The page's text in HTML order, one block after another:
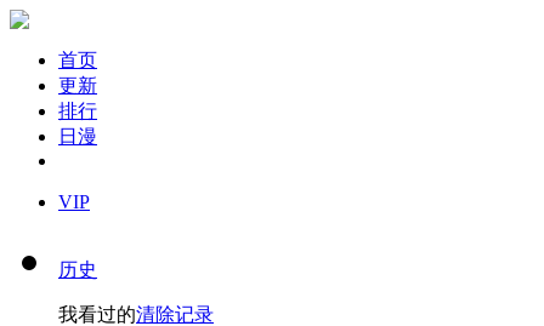
首页
更新
排行
日漫
VIP
历史
我看过的清除记录